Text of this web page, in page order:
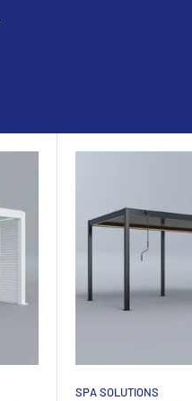
SPA SOLUTIONS